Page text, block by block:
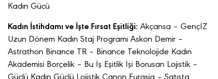
Kadın Gücü
Kadın İstihdamı ve İşte Fırsat Eşitliği: Akçansa – GençİZ
Uzun Dönem Kadın Staj Programı Askon Demir –
Astrathon Binance TR – Binance Teknolojide Kadın
Akademisi Borçelik – Bu İş Eşitlik İşi Borusan Lojistik –